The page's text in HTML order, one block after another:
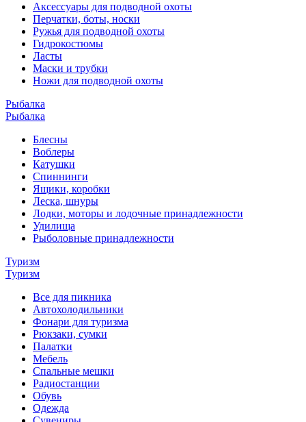
Аксессуары для подводной охоты
Перчатки, боты, носки
Ружья для подводной охоты
Гидрокостюмы
Ласты
Маски и трубки
Ножи для подводной охоты
Рыбалка
Рыбалка
Блесны
Воблеры
Катушки
Спиннинги
Ящики, коробки
Леска, шнуры
Лодки, моторы и лодочные принадлежности
Удилища
Рыболовные принадлежности
Туризм
Туризм
Все для пикника
Автохолодильники
Фонари для туризма
Рюкзаки, сумки
Палатки
Мебель
Спальные мешки
Радиостанции
Обувь
Одежда